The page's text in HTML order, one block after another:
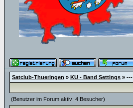
Satclub-Thueringen » KU - Band Settings » ---
(Benutzer im Forum aktiv: 4 Besucher)